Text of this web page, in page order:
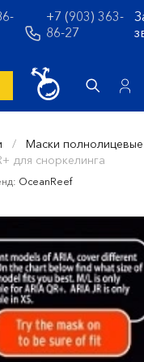
+7 (903) 363-
86-27
/ Маски полнолицевые
для сноркелинга
OceanReef